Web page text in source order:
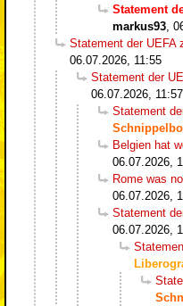
Statement
markus93
Statement der UEFA
06.07.2026, 11:55
Statement der
06.07.2026, 11:57
Statement
Belgien hat
06.07.2026,
Rome was
06.07.2026,
Statement
06.07.2026,